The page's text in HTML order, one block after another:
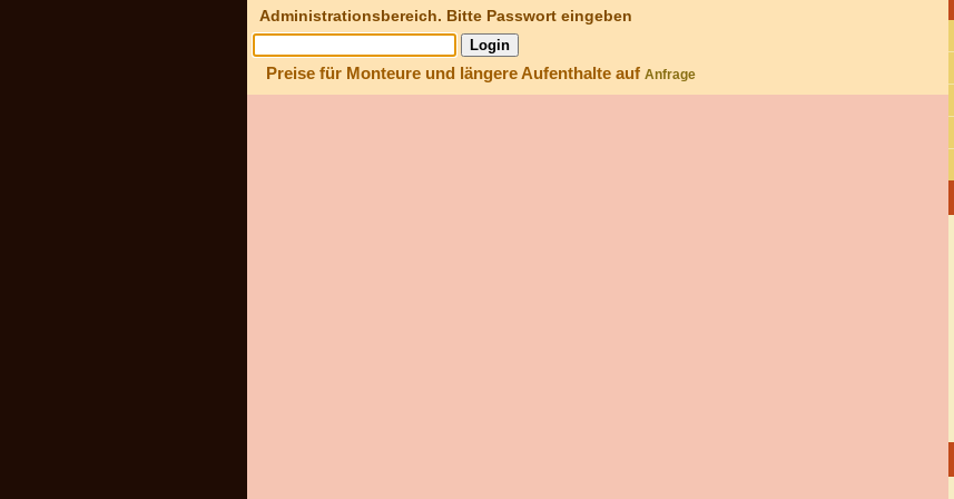
Administrationsbereich. Bitte Passwort eingeben
Preise für Monteure und längere Aufenthalte auf Anfrage